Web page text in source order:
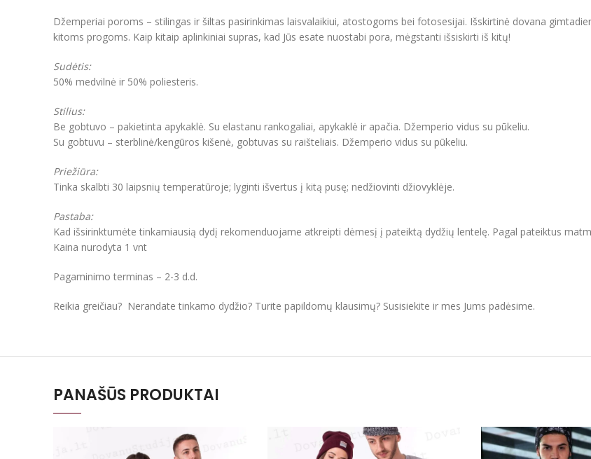
Džemperiai poroms – stilingas ir šiltas pasirinkimas laisvalaikiui, atostogoms bei fotosesijai. Išskirtinė dovana
kitoms progoms. Kaip kitaip aplinkiniai supras, kad Jūs esate nuostabi pora, mėgstanti išsiskirti iš kitų!
Sudėtis:
50% medvilnė ir 50% poliesteris.
Stilius:
Be gobtuvo – pakietinta apykaklė. Su elastanu rankogaliai, apykaklė ir apačia. Džemperio vidus su pūkeliu.
Su gobtuvu – sterblinė/kengūros kišenė, gobtuvas su raišteliais. Džemperio vidus su pūkeliu.
Priežiūra:
Tinka skalbti 30 laipsnių temperatūroje; lyginti išvertus į kitą pusę; nedžiovinti džiovyklėje.
Pastaba:
Kad išsirinktumėte tinkamiausią dydį rekomenduojame atkreipti dėmesį į pateiktą dydžių lentelę. Pagal pateiktus
Kaina nurodyta 1 vnt
Pagaminimo terminas – 2-3 d.d.
Reikia greičiau? Nerandate tinkamo dydžio? Turite papildomų klausimų? Susisiekite ir mes Jums padėsime.
PANAŠŪS PRODUKTAI